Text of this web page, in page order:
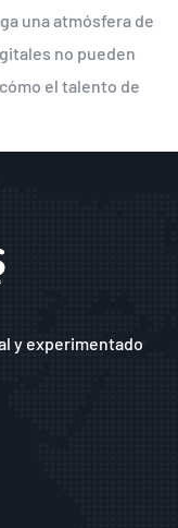
una atmósfera de
no pueden
el talento de
y experimentado